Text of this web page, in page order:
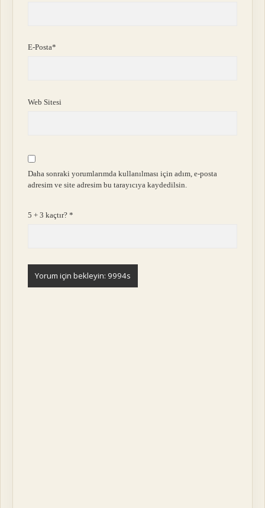
E-Posta*
Web Sitesi
Daha sonraki yorumlarımda kullanılması için adım, e-posta
adresim ve site adresim bu tarayıcıya kaydedilsin.
5 + 3 kaçtır?*